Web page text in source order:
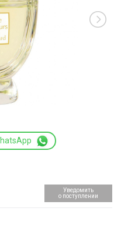
Уведомить
о поступлении